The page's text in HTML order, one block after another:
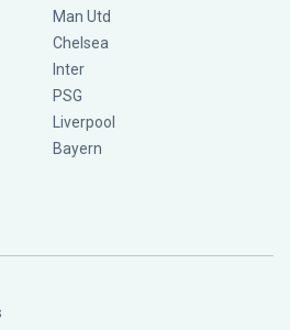
Man Utd
Chelsea
Inter
PSG
Liverpool
Bayern